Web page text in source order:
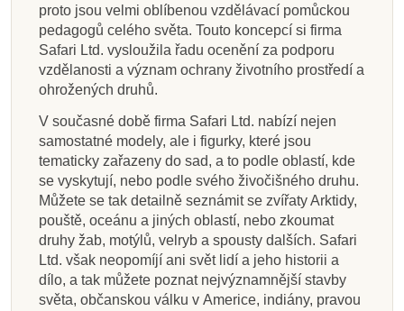
proto jsou velmi oblíbenou vzdělávací pomůckou
pedagogů celého světa. Touto koncepcí si firma
Safari Ltd. vysloužila řadu ocenění za podporu
vzdělanosti a význam ochrany životního prostředí a
ohrožených druhů.
V současné době firma Safari Ltd. nabízí nejen
samostatné modely, ale i figurky, které jsou
tematicky zařazeny do sad, a to podle oblastí, kde
se vyskytují, nebo podle svého živočišného druhu.
Můžete se tak detailně seznámit se zvířaty Arktidy,
pouště, oceánu a jiných oblastí, nebo zkoumat
druhy žab, motýlů, velryb a spousty dalších. Safari
Ltd. však neopomíjí ani svět lidí a jeho historii a
dílo, a tak můžete poznat nejvýznamnější stavby
světa, občanskou válku v Americe, indiány, pravou